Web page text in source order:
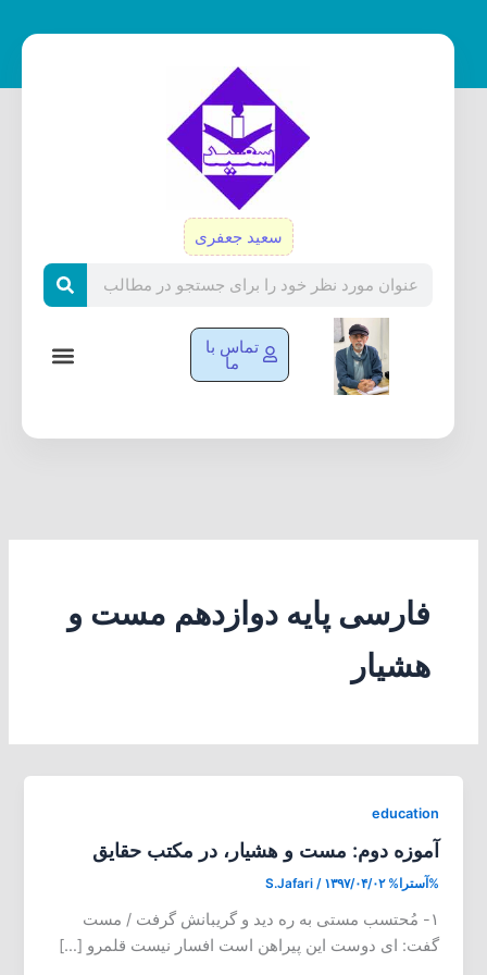
سعید جعفری
تماس با
ما
فارسی پایه دوازدهم مست و
هشیار
education
آموزه دوم: مست و هشیار، در مکتب حقایق
%آسترا% S.Jafari / ۱۳۹۷/۰۴/۰۲
۱- مُحتسب مستی به ره دید و گریبانش گرفت / مست
گفت: ای دوست این پیراهن است افسار نیست قلمرو […]